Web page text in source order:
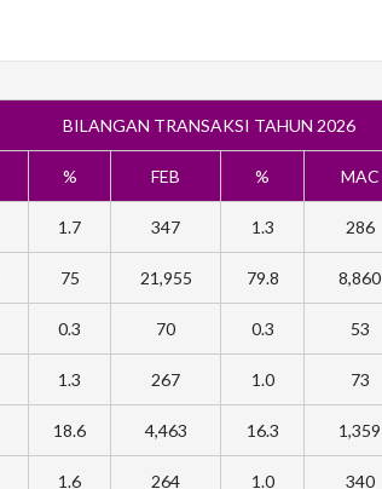
BILANGAN TRANSAKSI TAHUN 2026
% FEB % MAC
1.7 347 1.3 286
75 21,955 79.8 8,860
0.3 70 0.3 53
1.3 267 1.0 73
18.6 4,463 16.3 1,359
1.6 264 1.0 340